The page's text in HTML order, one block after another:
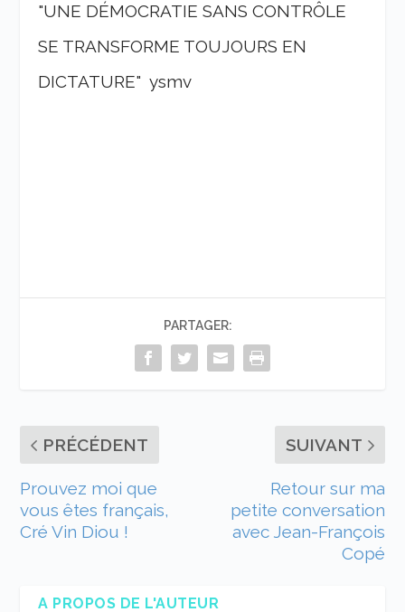
"UNE DÉMOCRATIE SANS CONTRÔLE
SE TRANSFORME TOUJOURS EN
DICTATURE" ysmv
PARTAGER:
PRÉCÉDENT
Prouvez moi que
vous êtes français,
Cré Vin Diou !
SUIVANT
Retour sur ma
petite conversation
avec Jean-François
Copé
A PROPOS DE L'AUTEUR